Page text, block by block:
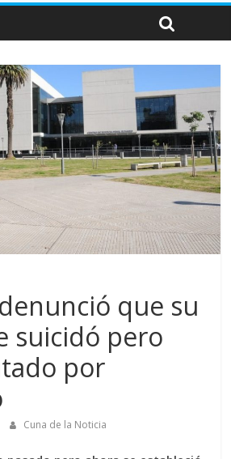
que su
suicidó pero
por
Cuna de la Noticia